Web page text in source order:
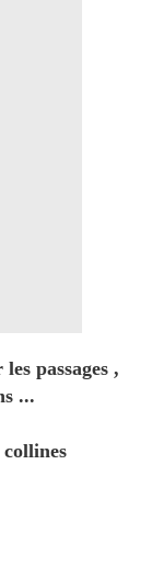
passages ,
...